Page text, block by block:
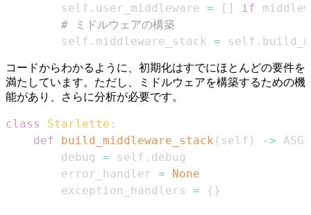
        self
. user_middleware = [ ] if
# ミドルウェアの構築
        self
. middleware_stack = self .
コードからわかるように、初期化はすでにほとんどの要件を
満たしています。ただし、ミドルウェアを構築するための機
能があり、さらに分析が必要です。
class Starlette :
def
build_middleware_stack ( self ) ->
        debug
= self .
        error_handler
=
None
        exception_handlers
= { }